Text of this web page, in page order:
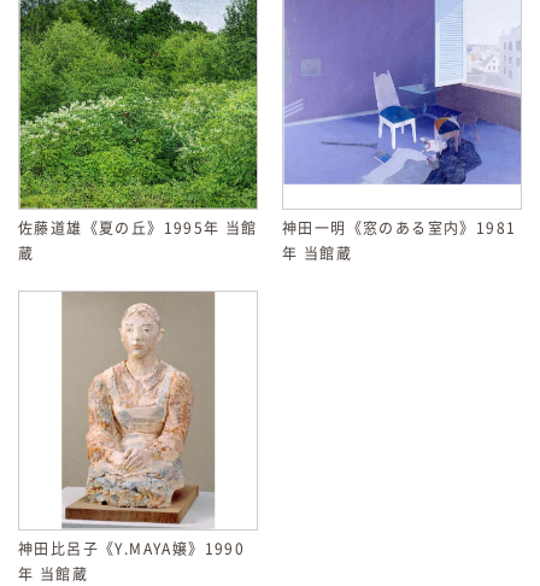
佐藤道雄《夏の丘》1995年 当館
蔵
神田一明《窓のある室内》1981
年 当館蔵
神田比呂子《Y.MAYA嬢》1990
年 当館蔵